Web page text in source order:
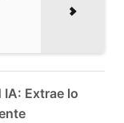
IA: Extrae lo